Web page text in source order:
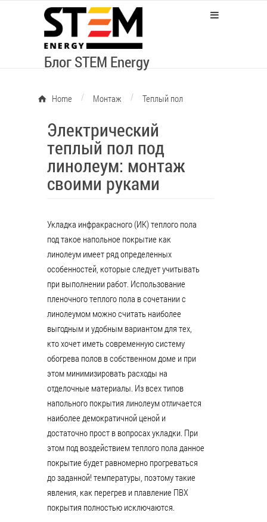
Блог STEM Energy
Home / Монтаж / Теплый пол
Электрический
теплый пол под
линолеум: монтаж
своими руками
Укладка инфракрасного (ИК) теплого пола
под такое напольное покрытие как
линолеум имеет ряд определенных
особенностей, которые следует учитывать
при выполнении работ. Использование
пленочного теплого пола в сочетании с
линолеумом можно считать наиболее
выгодным и удобным вариантом для тех,
кто хочет иметь современную систему
обогрева полов в собственном доме и при
этом минимизировать расходы на
отделочные материалы. Из всех типов
напольного покрытия линолеум отличается
наиболее демократичной ценой и
достаточно прост в вопросах укладки. При
этом под воздействием теплого пола данное
покрытие будет равномерно прогреваться
до заданной! температуры, поэтому такие
явления, как перегрев и плавление ПВХ
покрытия полностью исключаются.